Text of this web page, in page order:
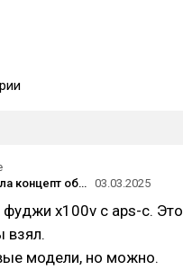
Xiaomi показала концепт объектива, который крепится к задней части смартфона 03.03.2025
x100v с aps-c.
взял.
модели, но можно.